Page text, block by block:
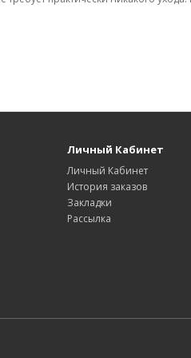
Личный Кабинет
Личный Кабинет
История заказов
Закладки
Рассылка